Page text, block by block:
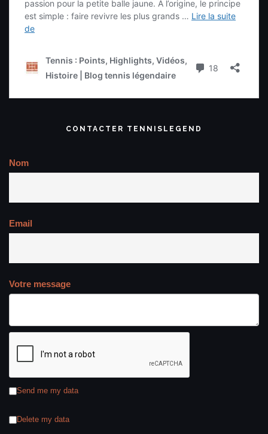
CONTACTER TENNISLEGEND
Nom
Email
Votre message
Send me my data
Delete my data